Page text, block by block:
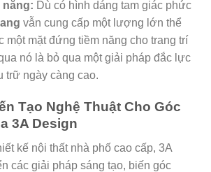
năng: Dù có hình dáng tam giác phức
vẫn cung cấp một lượng lớn thể
một mặt đứng tiềm năng cho trang trí
nó là bỏ qua một giải pháp đắc lực
trữ ngày càng cao.
Tạo Nghệ Thuật Cho Góc
3A Design
kế nội thất nhà phố cao cấp, 3A
các giải pháp sáng tạo, biến góc